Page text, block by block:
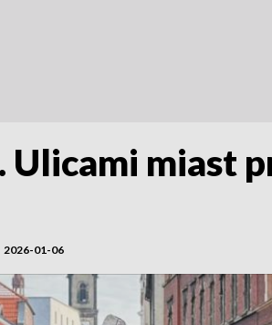
miast
2026-01-06